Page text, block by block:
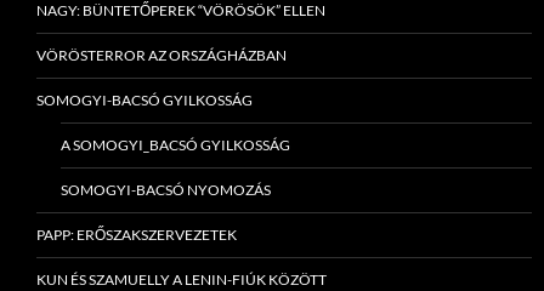
NAGY: BÜNTETŐPEREK “VÖRÖSÖK” ELLEN
VÖRÖSTERROR AZ ORSZÁGHÁZBAN
SOMOGYI-BACSÓ GYILKOSSÁG
A SOMOGYI_BACSÓ GYILKOSSÁG
SOMOGYI-BACSÓ NYOMOZÁS
PAPP: ERŐSZAKSZERVEZETEK
KUN ÉS SZAMUELLY A LENIN-FIÚK KÖZÖTT